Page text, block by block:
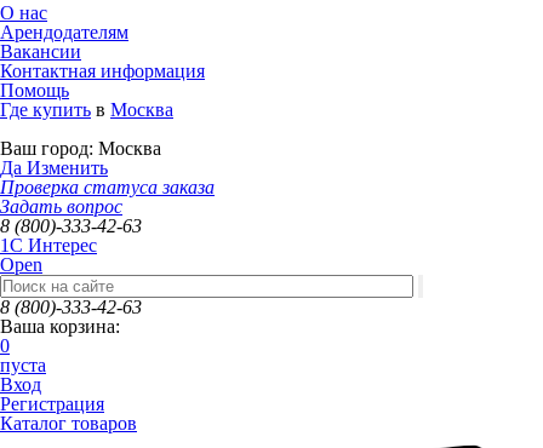
О нас
Арендодателям
Вакансии
Контактная информация
Помощь
Где купить в Москва
Ваш город: Москва
Да Изменить
Проверка статуса заказа
Задать вопрос
8 (800)-333-42-63
1C Интерес
Open
8 (800)-333-42-63
Ваша корзина:
0
пуста
Вход
Регистрация
Каталог товаров